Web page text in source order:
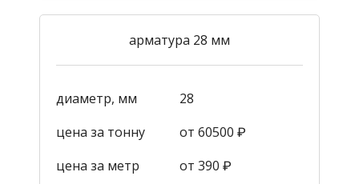
арматура 28 мм
диаметр, мм
28
цена за тонну
от 60500 ₽
цена за метр
от 390 ₽